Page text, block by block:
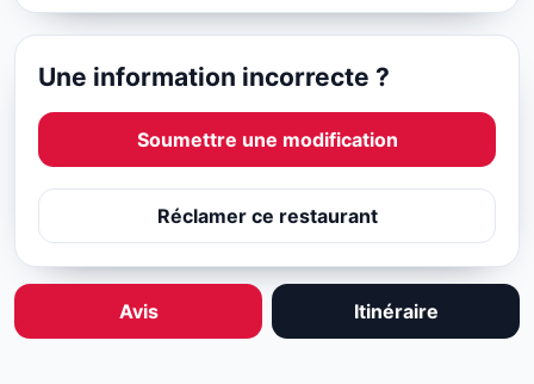
Une information incorrecte ?
Soumettre une modification
Réclamer ce restaurant
Avis Itinéraire